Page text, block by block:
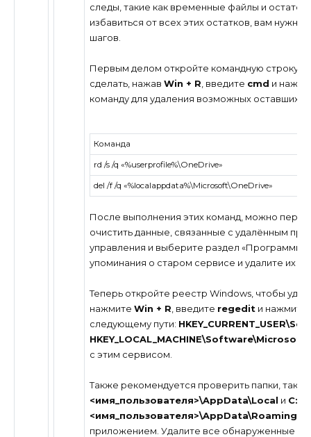
следы, такие как временные файлы и
избавиться от всех этих остатков, вам
шагов.
Первым делом откройте командную строку
сделать, нажав Win + R , введите cmd и
команду для удаления возможных
Команда
rd /s /q «%userprofile%\OneDrive»
del /f /q «%localappdata%\Microsoft\OneDrive»
После выполнения этих команд, можно
очистить данные, связанные с удалённым
управления и выберите раздел «Программы
упоминания о старом сервисе и удалите их
Теперь откройте реестр Windows, чтобы
нажмите Win + R , введите regeditи нажмите
следующему пути:
с этим сервисом.
Также рекомендуется проверить папки,
<имя_пользователя>\AppData\Local и
<имя_пользователя>\AppData\Roaming
приложением. Удалите все обнаруженные